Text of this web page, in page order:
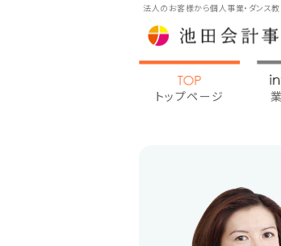
法人のお客様から個人事業・ダンス
トップページ